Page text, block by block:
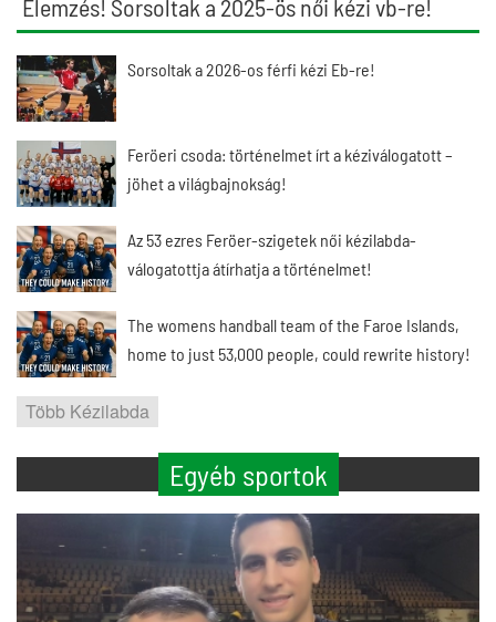
Elemzés! Sorsoltak a 2025-ös női kézi vb-re!
Sorsoltak a 2026-os férfi kézi Eb-re!
Feröeri csoda: történelmet írt a kéziválogatott –
jöhet a világbajnokság!
Az 53 ezres Feröer-szigetek női kézilabda-
válogatottja átírhatja a történelmet!
The womens handball team of the Faroe Islands,
home to just 53,000 people, could rewrite history!
Több Kézilabda
Egyéb sportok